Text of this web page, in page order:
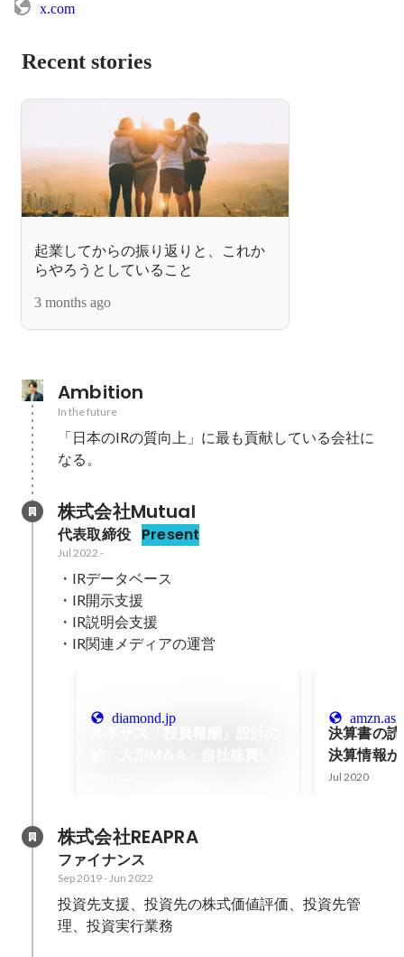
x.com
Recent stories
起業してからの振り返りと、これか
らやろうとしていること
3 months ago
Ambition
In the future
「日本のIRの質向上」に最も貢献している会社に
なる。
株式会社Mutual
代表取締役 Present
Jul 2022 -
・IRデータベース
・IR開示支援
・IR説明会支援
・IR関連メディアの運営
diamond.jp
決算書の
決算情報
技術
Jul 2020
株式会社REAPRA
ファイナンス
Sep 2019- Jun 2022
投資先支援、投資先の株式価値評価、投資先管
理、投資実行業務